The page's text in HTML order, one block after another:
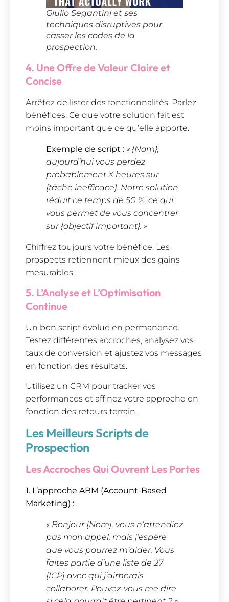
Giulio Segantini et ses
techniques disruptives pour
casser les codes de la
prospection.
4. Une Offre de Valeur Claire et
Concise
Arrêtez de lister des fonctionnalités. Parlez
bénéfices. Ce que votre solution fait est
moins important que ce qu’elle apporte.
Exemple de script : « {Nom},
aujourd’hui vous perdez
probablement X heures sur
{tâche inefficace}. Notre solution
réduit ce temps de 50 %, ce qui
vous permet de vous concentrer
sur {objectif important}. »
Chiffrez toujours votre bénéfice. Les
prospects retiennent mieux des gains
mesurables.
5. L’Analyse et L’Optimisation
Continue
Un bon script évolue en permanence.
Testez différentes accroches, analysez vos
taux de conversion et ajustez vos messages
en fonction des résultats.
Utilisez un CRM pour tracker vos
performances et affinez votre approche en
fonction des retours terrain.
Les Meilleurs Scripts de
Prospection
Les Accroches Qui Ouvrent Les Portes
1. L’approche ABM (Account-Based
Marketing) :
« Bonjour {Nom}, vous n’attendiez
pas mon appel, mais j’espère
que vous pourrez m’aider. Vous
faites partie d’une liste de 27
{ICP} avec qui j’aimerais
collaborer. Pouvez-vous me dire